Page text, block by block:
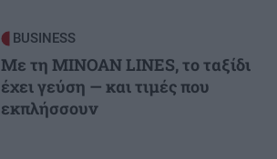
BUSINESS
Με τη MINOAN LINES, το ταξίδι
έχει γεύση — και τιμές που
εκπλήσσουν